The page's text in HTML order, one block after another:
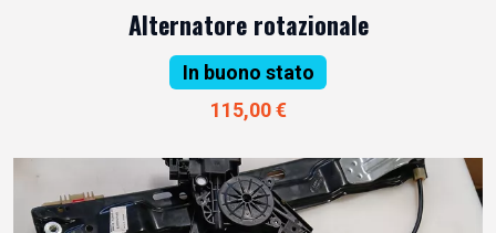
Alternatore rotazionale
In buono stato
115,00 €